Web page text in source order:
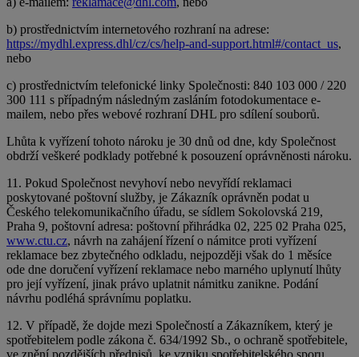
b) prostřednictvím internetového rozhraní na adrese:
https://mydhl.express.dhl/cz/cs/help-and-support.html#/contact_us,
nebo
c) prostřednictvím telefonické linky Společnosti: 840 103 000 / 220
300 111 s případným následným zasláním fotodokumentace e-
mailem, nebo přes webové rozhraní DHL pro sdílení souborů.
Lhůta k vyřízení tohoto nároku je 30 dnů od dne, kdy Společnost
obdrží veškeré podklady potřebné k posouzení oprávněnosti nároku.
11. Pokud Společnost nevyhoví nebo nevyřídí reklamaci
poskytované poštovní služby, je Zákazník oprávněn podat u
Českého telekomunikačního úřadu, se sídlem Sokolovská 219,
Praha 9, poštovní adresa: poštovní přihrádka 02, 225 02 Praha 025,
www.ctu.cz, návrh na zahájení řízení o námitce proti vyřízení
reklamace bez zbytečného odkladu, nejpozději však do 1 měsíce
ode dne doručení vyřízení reklamace nebo marného uplynutí lhůty
pro její vyřízení, jinak právo uplatnit námitku zanikne. Podání
návrhu podléhá správnímu poplatku.
12. V případě, že dojde mezi Společností a Zákazníkem, který je
spotřebitelem podle zákona č. 634/1992 Sb., o ochraně spotřebitele,